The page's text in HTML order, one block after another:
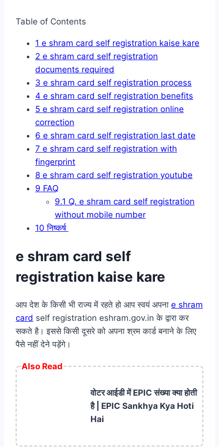
Table of Contents
1 e shram card self registration kaise kare
2 e shram card self registration
documents required
3 e shram card self registration process
4 e shram card self registration benefits
5 e shram card self registration online
correction
6 e shram card self registration last date
7 e shram card self registration with
fingerprint
8 e shram card self registration youtube
9 FAQ
9.1 Q. e shram card self registration
without mobile number
10 निष्कर्ष
e shram card self
registration kaise kare
आप देश के किसी भी राज्य में रहते हो आप स्वयं अपना e shram
card self registration eshram.gov.in के द्वारा कर
सकते है। इससे किसी दूसरे को अपना श्रम कार्ड बनाने के लिए
पैसे नहीं देने पड़ेंगे।
Also Read
वोटर आईडी में EPIC संख्या क्या होती
है | EPIC Sankhya Kya Hoti
Hai